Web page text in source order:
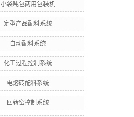
小袋吨包两用包装机
定型产品配料系统
自动配料系统
化工过程控制系统
电熔砖配料系统
回转窑控制系统